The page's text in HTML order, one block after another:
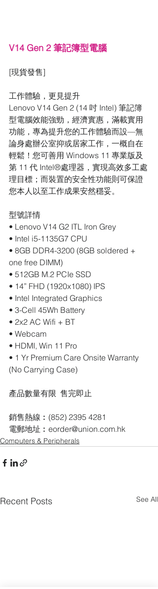
V14 Gen 2 筆記簿型電腦
[現貨發售]
工作體驗，更見提升
Lenovo V14 Gen 2 (14 吋 Intel) 筆記簿
型電腦效能強勁，經濟實惠，滿載實用
功能，專為提升您的工作體驗而設—無
論身處辦公室抑或居家工作，一概自在
輕鬆！您可善用 Windows 11 專業版及
第 11 代 Intel®處理器，實現高效多工處
理目標；而裝置的安全性功能則可保證
您本人以至工作成果安然穩妥。
型號詳情
• Lenovo V14 G2 ITL Iron Grey
• Intel i5-1135G7 CPU
• 8GB DDR4-3200 (8GB soldered +
one free DIMM)
• 512GB M.2 PCIe SSD
• 14” FHD (1920x1080) IPS
• Intel Integrated Graphics
• 3-Cell 45Wh Battery
• 2x2 AC Wifi + BT
• Webcam
• HDMI, Win 11 Pro
• 1 Yr Premium Care Onsite Warranty
(No Carrying Case)
產品數量有限  售完即止
銷售熱線︰(852) 2395 4281
電郵地址︰eorder@union.com.hk
Computers & Peripherals
Recent Posts See All